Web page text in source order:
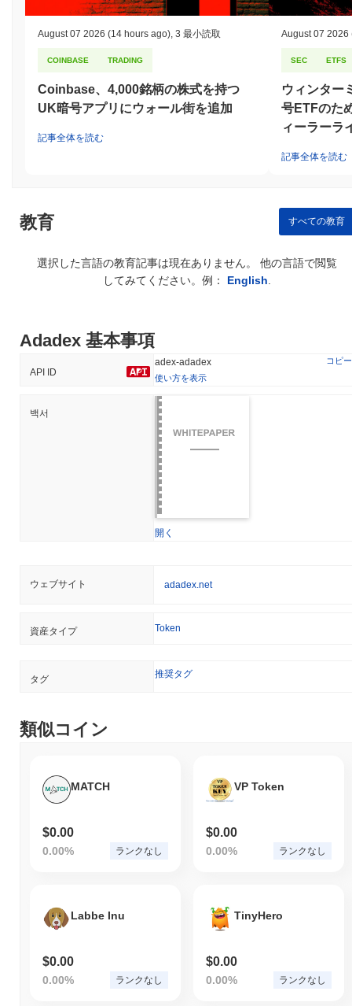
August 07 2026 (14 hours ago) 3 最小読取
COINBASE TRADING
Coinbase、4,000銘柄の株式を持つ
UK暗号アプリにウォール街を追加
記事全体を読む
August 07 2026
SEC ETFS
ウィンター
号ETFのた
ィーラーラ
記事全体を読む
教育 すべての教育
選択した言語の教育記事は現在ありません。 他の言語で閲覧
してみてください。例： English
Adadex 基本事項
API ID
adex-adadex
コピー
使い方を表示
백서
開く
ウェブサイト adadex.net
資産タイプ Token
タグ 推奨タグ
類似コイン
MATCH
$0.00
0.00% ランクなし
VP Token
$0.00
0.00% ランクなし
Labbe Inu
$0.00
0.00% ランクなし
TinyHero
$0.00
0.00% ランクなし